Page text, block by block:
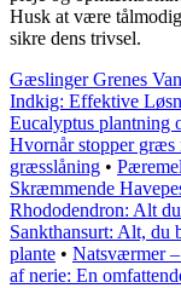
Husk at være
sikre dens trivsel.
Gæslinger Grenes
Indkig: Effektive
Eucalyptus plantning
Hvornår stopper græs
græsslåning •
Skræmmende
Rhododendron: Alt
Sankthansurt: Alt, du
plante • Natsværmer
af nerie: En